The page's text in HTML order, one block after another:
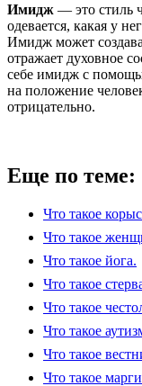
Имидж — это стиль
одевается, какая у
Имидж может
отражает духовное
себе имидж с
на положение
отрицательно.
Еще по теме:
Что такое
Что такое
Что такое йога.
Что такое
Что такое
Что такое
Что такое
Что такое